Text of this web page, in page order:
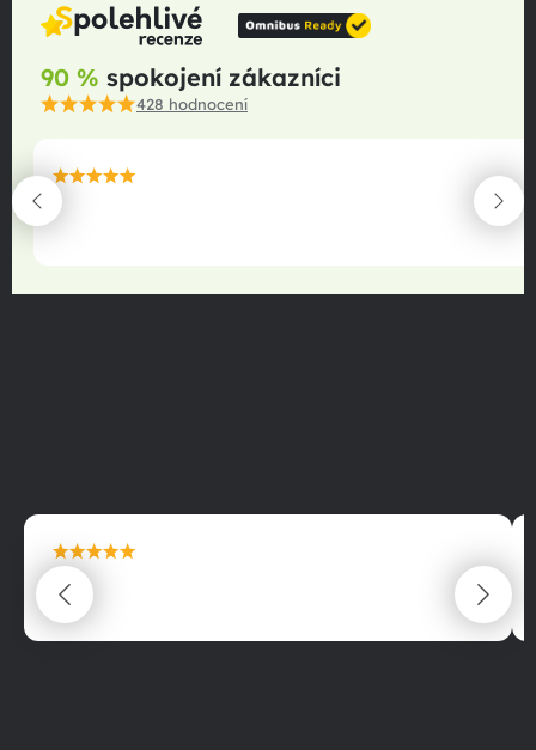
90 % spokojení zákazníci
428 hodnocení
maximální spokojenost
22.06.2025
maximální spokojenost
22.06.2025